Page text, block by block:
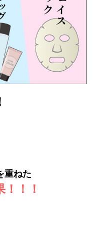
重ねた
！！